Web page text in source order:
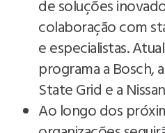
de soluções
colaboração com
e especialistas.
programa a Bosch,
State Grid e a
Ao longo dos